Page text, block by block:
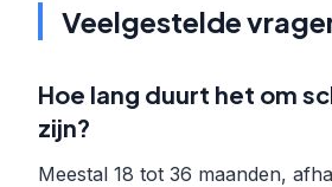
Veelgestelde
Hoe lang duurt het om
zijn?
Meestal 18 tot 36 maanden,